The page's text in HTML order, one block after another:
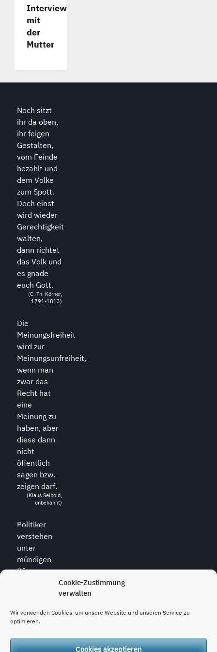
Cookie-Zustimmung
verwalten
Wir verwenden Cookies, um unsere Website und unseren Service zu
optimieren.
Cookies akzeptieren
Interview
mit
der
Mutter
Noch sitzt
ihr da oben,
ihr feigen
Gestalten,
vom Feinde
bezahlt und
dem Volke
zum Spott.
Doch einst
wird wieder
Gerechtigkeit
walten,
dann richtet
das Volk und
es gnade
euch Gott.
(C. Th. Körner,
1791-1813)
Die
Meinungsfreiheit
wird zur
Meinungsunfreiheit,
wenn man
zwar das
Recht hat
eine
Meinung zu
haben, aber
diese dann
nicht
öffentlich
sagen bzw.
zeigen darf.
(Klaus Seibold,
unbekannt)
Politiker
verstehen
unter
mündigen
Bürgern
halten.
dt. Journalist)